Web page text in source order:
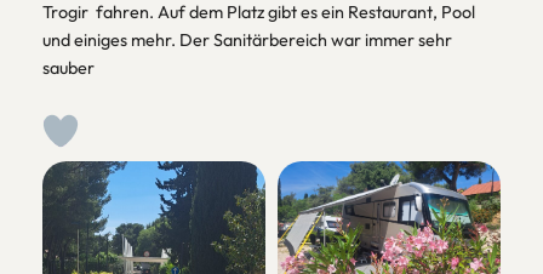
Trogir fahren. Auf dem Platz gibt es ein Restaurant, Pool
und einiges mehr. Der Sanitärbereich war immer sehr
sauber